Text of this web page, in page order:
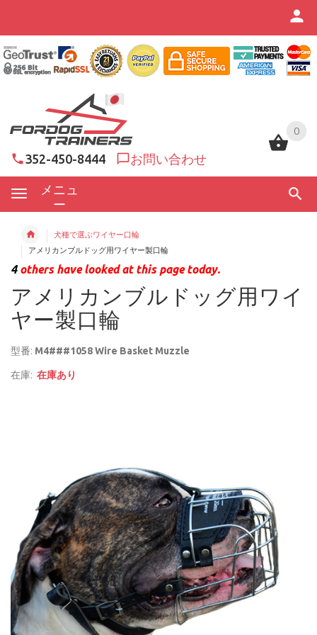
0
352-450-8444 お問い合わせ
メニュ
ー
0
犬種で選ぶワイヤー口輪
アメリカンブルドッグ用ワイヤー製口輪
4others have looked at this page today.
アメリカンブルドッグ用ワイ
ヤー製口輪
型番: M4###1058 Wire Basket Muzzle
在庫: 在庫あり